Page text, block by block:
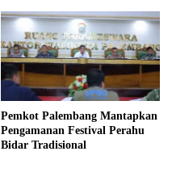
Pemkot Palembang Mantapkan
Pengamanan Festival Perahu
Bidar Tradisional